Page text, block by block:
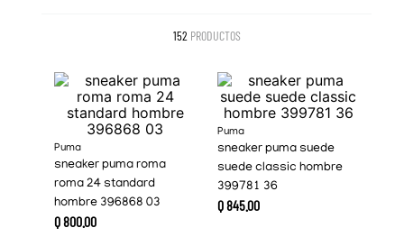
152 PRODUCTOS
Puma
sneaker puma roma
roma 24 standard
hombre 396868 03
Q800.00
Puma
sneaker puma suede
suede classic hombre
399781 36
Q845.00